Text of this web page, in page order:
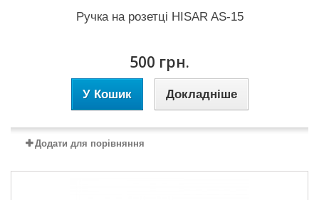
Ручка на розетці HISAR AS-15
500 грн.
У Кошик Докладніше
Додати для порівняння